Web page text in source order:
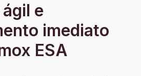
e
imediato
ESA